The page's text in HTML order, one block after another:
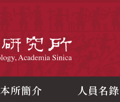
本所簡介 人員名錄